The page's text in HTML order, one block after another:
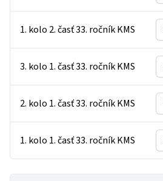
1. kolo 2. časť 33. ročník KMS
3. kolo 1. časť 33. ročník KMS
2. kolo 1. časť 33. ročník KMS
1. kolo 1. časť 33. ročník KMS